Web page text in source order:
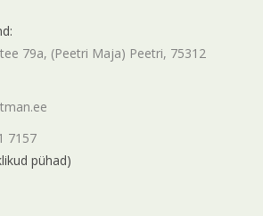
79a, (Peetri Maja) Peetri, 75312
7157
pühad)